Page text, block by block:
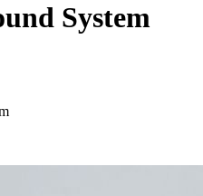
System